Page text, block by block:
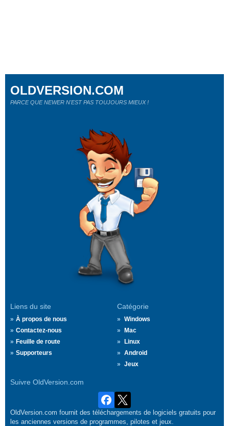
Liens du site
À propos de nous
Contactez-nous
Feuille de route
Supporteurs
Catégorie
Windows
Mac
Linux
Android
Jeux
Suivre OldVersion.com
OLDVERSION.COM
PARCE QUE NEWER N'EST PAS TOUJOURS MIEUX !
OldVersion.com fournit des téléchargements de logiciels gratuits pour
les anciennes versions de programmes, pilotes et jeux.